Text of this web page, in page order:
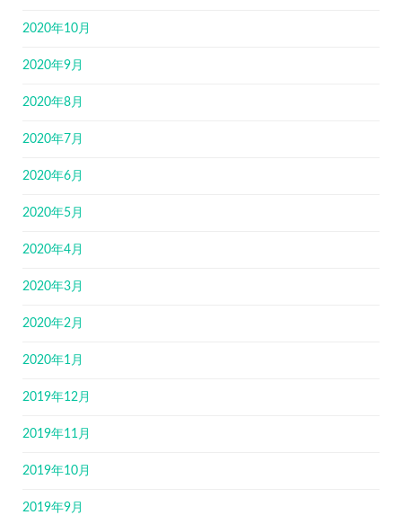
2020年10月
2020年9月
2020年8月
2020年7月
2020年6月
2020年5月
2020年4月
2020年3月
2020年2月
2020年1月
2019年12月
2019年11月
2019年10月
2019年9月